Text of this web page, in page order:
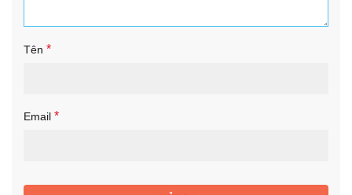
Tên *
Email *